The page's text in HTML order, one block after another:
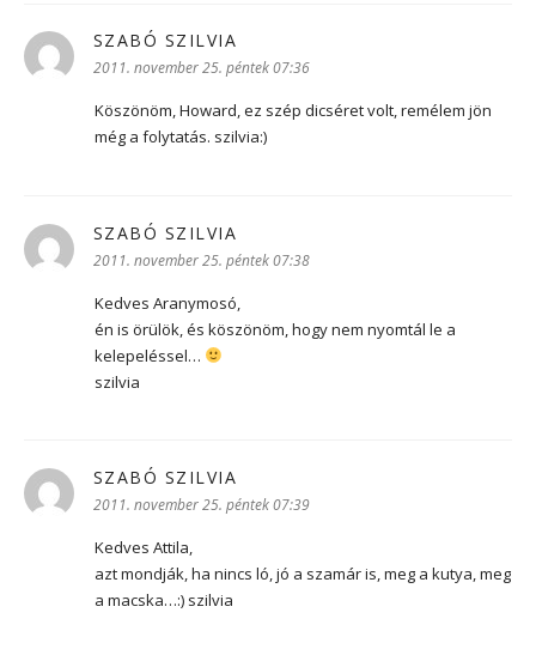
SZABÓ SZILVIA
2011. november 25. péntek 07:36
Köszönöm, Howard, ez szép dicséret volt, remélem jön
még a folytatás. szilvia:)
SZABÓ SZILVIA
2011. november 25. péntek 07:38
Kedves Aranymosó,
én is örülök, és köszönöm, hogy nem nyomtál le a
kelepeléssel…
szilvia
SZABÓ SZILVIA
2011. november 25. péntek 07:39
Kedves Attila,
azt mondják, ha nincs ló, jó a szamár is, meg a kutya, meg
a macska…:) szilvia